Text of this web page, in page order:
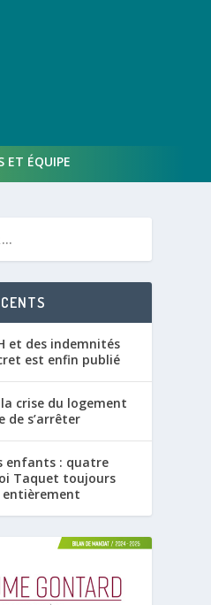
ET ÉQUIPE
et des indemnités
est enfin publié
crise du logement
de s’arrêter
enfants : quatre
Taquet toujours
entièrement